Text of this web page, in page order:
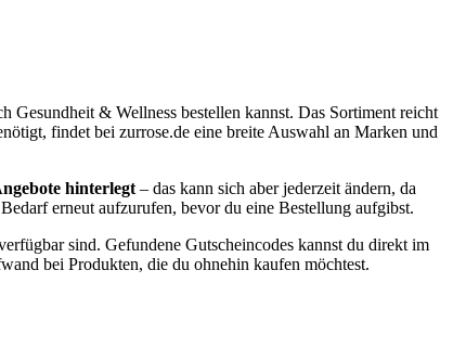
Gesundheit & Wellness bestellen kannst. Das Sortiment reicht
findet bei zurrose.de eine breite Auswahl an Marken und
hinterlegt – das kann sich aber jederzeit ändern, da
erneut aufzurufen, bevor du eine Bestellung aufgibst.
sind. Gefundene Gutscheincodes kannst du direkt im
bei Produkten, die du ohnehin kaufen möchtest.